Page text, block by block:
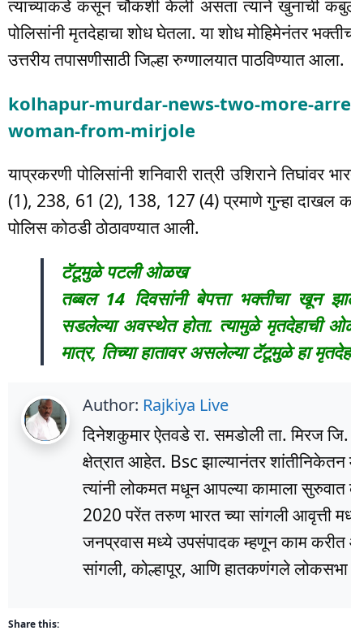
त्याच्याकडे कसून चौकशी केली असता त्याने खुनाची
पोलिसांनी मृतदेहाचा शोध घेतला. या शोध मोहिमेनंतर
उत्तरीय तपासणीसाठी जिल्हा रुग्णालयात पाठविण्यात आला.
kolhapur-murdar-news-two-more-
woman-from-mirjole
याप्रकरणी पोलिसांनी शनिवारी रात्री उशिराने
(1), 238, 61 (2), 138, 127 (4) प्रमाणे गुन्हा दाखल
पोलिस कोठडी ठोठावण्यात आली.
टॅटूमुळे पटली ओळख
तब्बल 14 दिवसांनी बेपत्ता भक्तीचा खून
सडलेल्या अवस्थेत होता. त्यामुळे मृतदेहाची
मात्र, तिच्या हातावर असलेल्या टॅटूमुळे हा
Author: Rajkiya Live
दिनेशकुमार ऐतवडे रा. समडोली ता. मिरज जि.
क्षेत्रात आहेत. Bsc झाल्यानंतर
त्यांनी लोकमत मधून आपल्या कामाला
2020 परेंत तरुण भारत च्या सांगली आवृत्ती
जनप्रवास मध्ये उपसंपादक म्हणून काम करीत
सांगली, कोल्हापूर, आणि हातकणंगले
Share this: